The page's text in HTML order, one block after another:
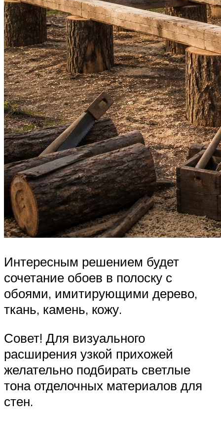
Интересным решением будет
сочетание обоев в полоску с
обоями, имитирующими дерево,
ткань, камень, кожу.
Совет! Для визуального
расширения узкой прихожей
желательно подбирать светлые
тона отделочных материалов для
стен.